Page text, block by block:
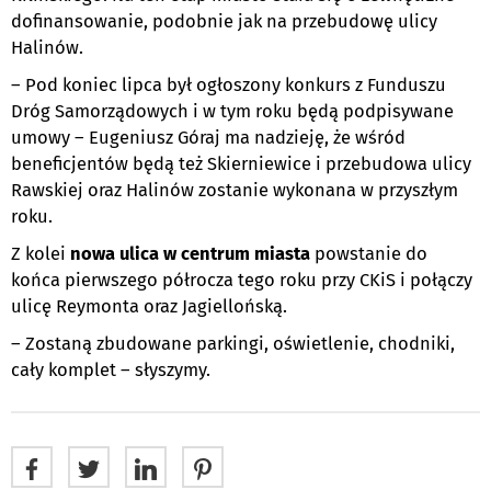
dofinansowanie, podobnie jak na przebudowę ulicy
Halinów.
– Pod koniec lipca był ogłoszony konkurs z Funduszu
Dróg Samorządowych i w tym roku będą podpisywane
umowy – Eugeniusz Góraj ma nadzieję, że wśród
beneficjentów będą też Skierniewice i przebudowa ulicy
Rawskiej oraz Halinów zostanie wykonana w przyszłym
roku.
Z kolei nowa ulica w centrum miasta powstanie do
końca pierwszego półrocza tego roku przy CKiS i połączy
ulicę Reymonta oraz Jagiellońską.
– Zostaną zbudowane parkingi, oświetlenie, chodniki,
cały komplet – słyszymy.